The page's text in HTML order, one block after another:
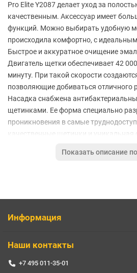
Pro Elite Y2087 делает уход за
качественным. Аксессуар имеет
функций. Можно выбирать удобную
происходила комфортно, с
Быстрое и аккуратное очищение
Двигатель щетки обеспечивает 42
минуту. При такой скорости
позволяющие добиваться отличного
Насадка снабжена
щетинками. Ее форма специально
проникновения в самые
качественные щетинки и
предотвращают образование пятен,
из мобильного приложения, не
Датчики и гироскопы
Показать описание
Информация
Наши контакты
+7 495 011-35-01